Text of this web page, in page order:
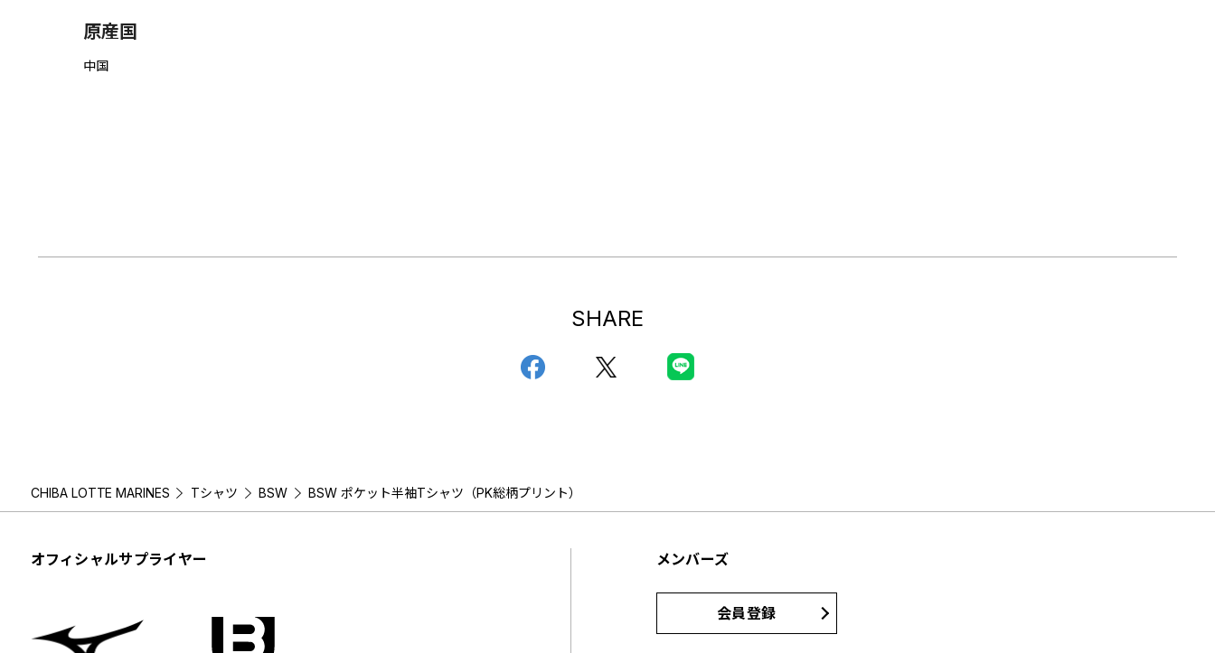
原産国
中国
SHARE
CHIBA LOTTE MARINES Tシャツ BSW BSW ポケット半袖Tシャツ（PK総柄プリント）
オフィシャルサプライヤー メンバーズ
会員登録